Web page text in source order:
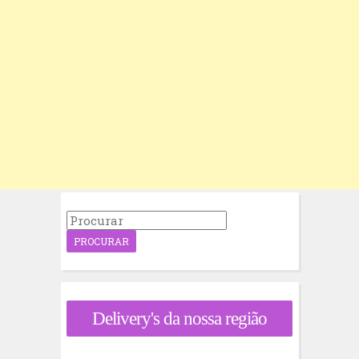
P
r
a
p
Delivery's da nossa região